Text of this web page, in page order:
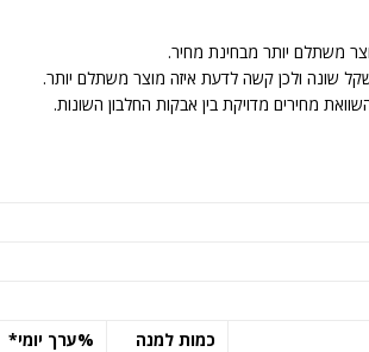
שונה ולכן קשה לדעת איזה מוצר משתלם יותר.
כמות למנה
%ערך יומי*